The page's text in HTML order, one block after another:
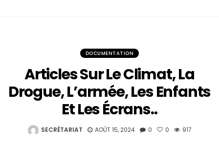
DOCUMENTATION
Articles Sur Le Climat, La
Drogue, L’armée, Les Enfants
Et Les Écrans..
SECRÉTARIAT AOÛT 15, 2024 0 0 917